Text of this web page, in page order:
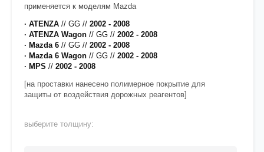
применяется к моделям Mazda
· ATENZA // GG // 2002 - 2008
· ATENZA Wagon // GG // 2002 - 2008
· Mazda 6 // GG // 2002 - 2008
· Mazda 6 Wagon // GG // 2002 - 2008
· MPS // 2002 - 2008
[на проставки нанесено полимерное покрытие для
защиты от воздействия дорожных реагентов]
выберите толщину: